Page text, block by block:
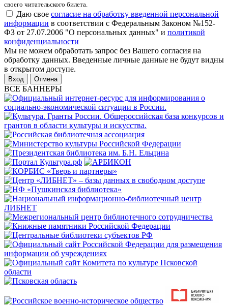
своего читательского билета.
Даю свое согласие на обработку введенной персональной
информации в соответствии с Федеральным Законом №152-
ФЗ от 27.07.2006 "О персональных данных" и политикой
конфиденциальности
Мы не можем обработать запрос без Вашего согласия на
обработку данных. Введенные личные данные не будут видны
в открытом доступе.
Отмена
ВСЕ БАННЕРЫ